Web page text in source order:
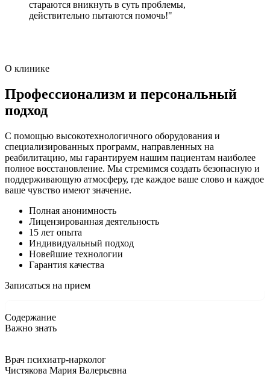
стараются вникнуть в суть проблемы,
действительно пытаются помочь!"
О клинике
Профессионализм и персональный
подход
С помощью высокотехнологичного оборудования и
специализированных программ, направленных на
реабилитацию, мы гарантируем нашим пациентам наиболее
полное восстановление. Мы стремимся создать безопасную и
поддерживающую атмосферу, где каждое ваше слово и каждое
ваше чувство имеют значение.
Полная анонимность
Лицензированная деятельность
15 лет опыта
Индивидуальный подход
Новейшие технологии
Гарантия качества
Записаться на прием
Содержание
Важно знать
Врач психиатр-нарколог
Чистякова Мария Валерьевна